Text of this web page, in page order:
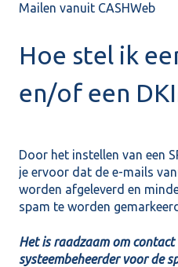
Mailen vanuit CASHWeb
Hoe stel ik
en/of een
Door het instellen van een
je ervoor dat de e-mails
worden afgeleverd en
spam te worden
Het is raadzaam om contact
systeembeheerder voor de